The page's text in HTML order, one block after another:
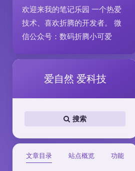
欢迎来我的笔记乐园 一个热爱
技术、喜欢折腾的开发者。 微
信公众号：数码折腾小可爱
爱自然 爱科技
搜索
文章目录 站点概览 功能